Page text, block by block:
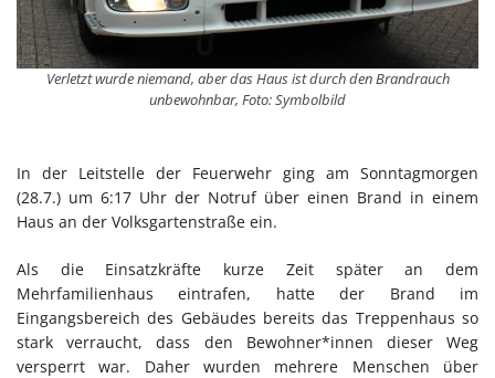
Verletzt wurde niemand, aber das Haus ist durch den Brandrauch
unbewohnbar, Foto: Symbolbild
In der Leitstelle der Feuerwehr ging am Sonntagmorgen
(28.7.) um 6:17 Uhr der Notruf über einen Brand in einem
Haus an der Volksgartenstraße ein.
Als die Einsatzkräfte kurze Zeit später an dem
Mehrfamilienhaus eintrafen, hatte der Brand im
Eingangsbereich des Gebäudes bereits das Treppenhaus so
stark verraucht, dass den Bewohner*innen dieser Weg
versperrt war. Daher wurden mehrere Menschen über